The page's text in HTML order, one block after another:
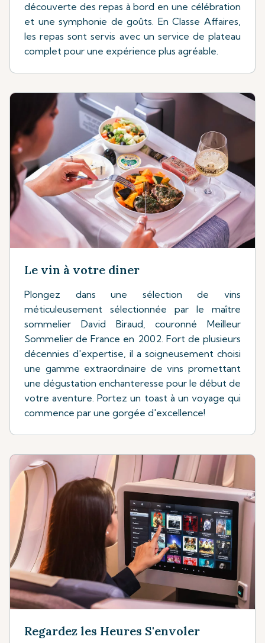
découverte des repas à bord en une célébration
et une symphonie de goûts. En Classe Affaires,
les repas sont servis avec un service de plateau
complet pour une expérience plus agréable.
Le vin à votre diner
Plongez dans une sélection de vins
méticuleusement sélectionnée par le maître
sommelier David Biraud, couronné Meilleur
Sommelier de France en 2002. Fort de plusieurs
décennies d'expertise, il a soigneusement choisi
une gamme extraordinaire de vins promettant
une dégustation enchanteresse pour le début de
votre aventure. Portez un toast à un voyage qui
commence par une gorgée d'excellence!
Regardez les Heures S'envoler